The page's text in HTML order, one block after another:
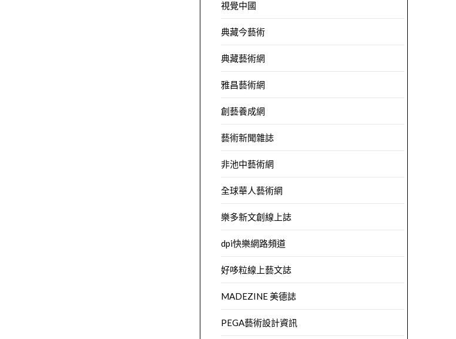
視覺中國
典藏今藝術
典藏藝術網
雅昌藝術網
創藝養成網
藝術新聞雜誌
非池中藝術網
全球華人藝術網
樂多新文創線上誌
dpi快樂網路頻道
好哆粒線上藝文誌
MADEZINE 美德誌
PEGA藝術設計資訊